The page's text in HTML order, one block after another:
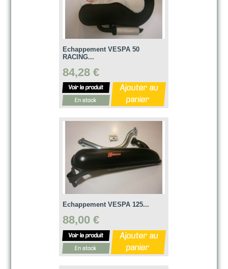
Echappement VESPA 50
RACING...
84,28 €
Voir le produit
En stock
Ajouter au
panier
Echappement VESPA 125...
88,00 €
Voir le produit
En stock
Ajouter au
panier